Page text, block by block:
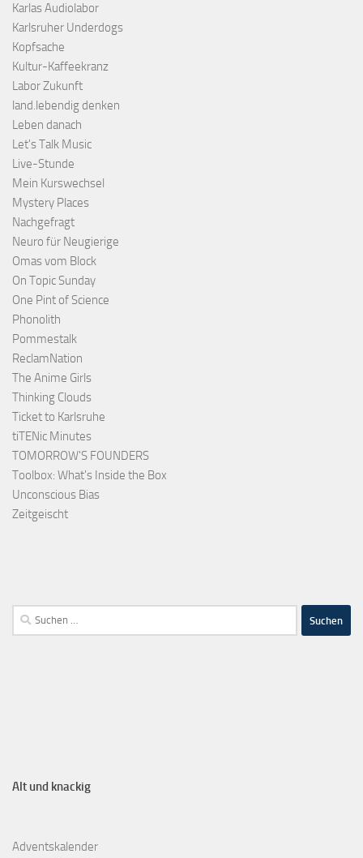
Karlas Audiolabor
Karlsruher Underdogs
Kopfsache
Kultur-Kaffeekranz
Labor Zukunft
land.lebendig denken
Leben danach
Let's Talk Music
Live-Stunde
Mein Kurswechsel
Mystery Places
Nachgefragt
Neuro für Neugierige
Omas vom Block
On Topic Sunday
One Pint of Science
Phonolith
Pommestalk
ReclamNation
The Anime Girls
Thinking Clouds
Ticket to Karlsruhe
tiTENic Minutes
TOMORROW'S FOUNDERS
Toolbox: What's Inside the Box
Unconscious Bias
Zeitgeischt
Alt und knackig
Adventskalender